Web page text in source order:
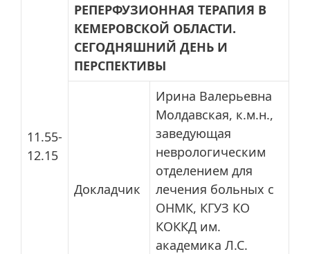
11.55-
12.15
РЕПЕРФУЗИОННАЯ ТЕРАПИЯ В
КЕМЕРОВСКОЙ ОБЛАСТИ.
СЕГОДНЯШНИЙ ДЕНЬ И
ПЕРСПЕКТИВЫ
Докладчик
Ирина Валерьевна
Молдавская, к.м.н.,
заведующая
неврологическим
отделением для
лечения больных с
ОНМК, КГУЗ КО
КОККД им.
академика Л.С.